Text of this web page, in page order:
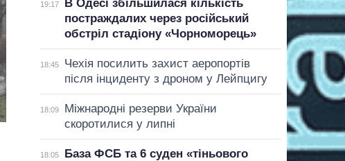
19:17
В Одесі збільшилася кількість
постраждалих через російський
обстріл стадіону «Чорноморець»
18:45
Чехія посилить захист аеропортів
після інциденту з дроном у Лейпцигу
18:09
Міжнародні резерви України
скоротилися у липні
18:05
База ФСБ та 6 суден «тіньового